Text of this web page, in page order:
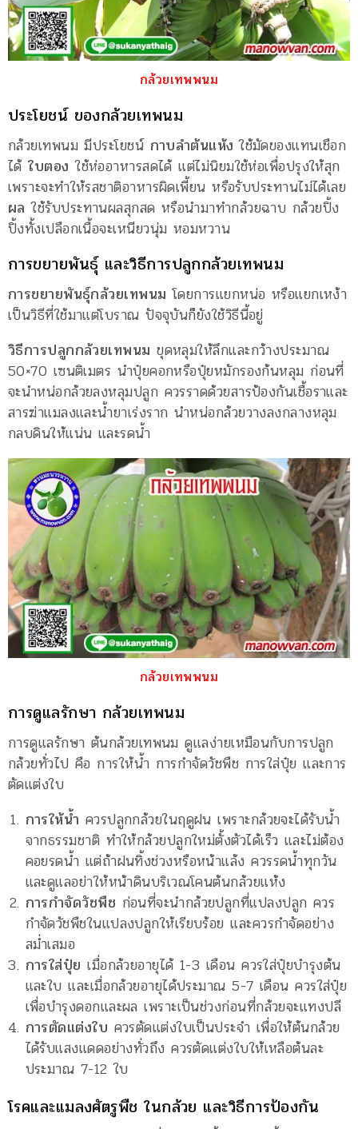
กล้วยเทพพนม
ประโยชน์ ของกล้วยเทพนม
กล้วยเทพนม มีประโยชน์ กาบลำต้นแห้งใช้มัดของแทนเชือก
ได้ใบตอง ใช้ห่ออาหารสดได้ แต่ไม่นิยมใช้ห่อเพื่อปรุงให้สุก
เพราะจะทำให้รสชาติอาหารผิดเพี้ยน หรือรับประทานไม่ได้เลย
ผล ใช้รับประทานผลสุกสด หรือนำมาทำกล้วยฉาบ กล้วยปิ้ง
ปิ้งทั้งเปลือกเนื้อจะเหนียวนุ่ม หอมหวาน
การขยายพันธุ์ และวิธีการปลูกกล้วยเทพนม
การขยายพันธุ์กล้วยเทพนม โดยการแยกหน่อ หรือแยกเหง้า
เป็นวิธีที่ใช้มาแต่โบราณ ปัจจุบันก็ยังใช้วิธีนี้อยู่
วิธีการปลูกกล้วยเทพนม ขุดหลุมให้ลึกและกว้างประมาณ
50×70 เซนติเมตร นำปุ๋ยคอกหรือปุ๋ยหมักรองก้นหลุม ก่อนที่
จะนำหน่อกล้วยลงหลุมปลูก ควรราดด้วยสารป้องกันเชื้อราและ
สารฆ่าแมลงและน้ำยาเร่งราก นำหน่อกล้วยวางลงกลางหลุม
กลบดินให้แน่น และรดน้ำ
กล้วยเทพพนม
การดูแลรักษา กล้วยเทพนม
การดูแลรักษา ต้นกล้วยเทพนม ดูแลง่ายเหมือนกับการปลูก
กล้วยทั่วไป คือ การให้น้ำ การกำจัดวัชพืช การใส่ปุ๋ย และการ
ตัดแต่งใบ
การให้น้ำ ควรปลูกกล้วยในฤดูฝน เพราะกล้วยจะได้รับน้ำ
จากธรรมชาติ ทำให้กล้วยปลูกใหม่ตั้งตัวได้เร็ว และไม่ต้อง
คอยรดน้ำ แต่ถ้าฝนทิ้งช่วงหรือหน้าแล้ง ควรรดน้ำทุกวัน
และดูแลอย่าให้หน้าดินบริเวณโคนต้นกล้วยแห้ง
การกำจัดวัชพืช ก่อนที่จะนำกล้วยปลูกที่แปลงปลูก ควร
กำจัดวัชพืชในแปลงปลูกให้เรียบร้อย และควรกำจัดอย่าง
สม่ำเสมอ
การใส่ปุ๋ย เมื่อกล้วยอายุได้ 1-3 เดือน ควรใส่ปุ๋ยบำรุงต้น
และใบ และเมื่อกล้วยอายุได้ประมาณ 5-7 เดือน ควรใส่ปุ๋ย
เพื่อบำรุงดอกและผล เพราะเป็นช่วงก่อนที่กล้วยจะแทงปลี
การตัดแต่งใบ ควรตัดแต่งใบเป็นประจำ เพื่อให้ต้นกล้วย
ได้รับแสงแดดอย่างทั่วถึง ควรตัดแต่งใบให้เหลือต้นละ
ประมาณ 7-12 ใบ
โรคและแมลงศัตรูพืช ในกล้วย และวิธีการป้องกัน